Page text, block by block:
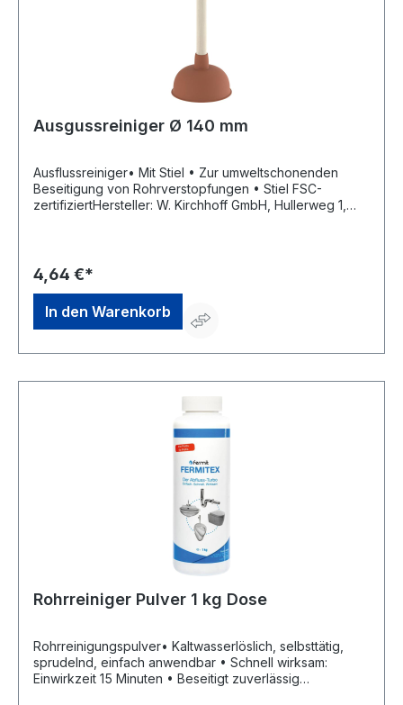
Ausgussreiniger Ø 140 mm
Ausflussreiniger• Mit Stiel • Zur umweltschonenden
Beseitigung von Rohrverstopfungen • Stiel FSC-
zertifiziertHersteller: W. Kirchhoff GmbH, Hullerweg 1,
4,64 €*
In den Warenkorb
Rohrreiniger Pulver 1 kg Dose
Rohrreinigungspulver• Kaltwasserlöslich, selbsttätig,
sprudelnd, einfach anwendbar • Schnell wirksam:
Einwirkzeit 15 Minuten • Beseitigt zuverlässig